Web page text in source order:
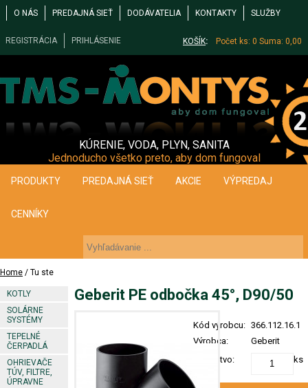
O NÁS PREDAJNÁ SIEŤ DODÁVATELIA KONTAKTY SLUŽBY
REGISTRÁCIA PRIHLÁSENIE KOŠÍK: Počet ks: 0 Suma: 0,00
KÚRENIE, VODA, PLYN, SANITA
Jednoducho všetko preto, aby dom fungoval
PRODUKTY PREDAJNÁ SIEŤ AKCIE VÝPREDAJ
CENNÍKY
Home / Tu ste
KOTLY
SOLÁRNE
SYSTÉMY
TEPELNÉ
ČERPADLÁ
OHRIEVAČE
TÚV, FILTRE,
ÚPRAVNE
Geberit PE odbočka 45°, D90/50
Kód výrobcu: 366.112.16.1
Výrobca:
Geberit
Množstvo:
ks